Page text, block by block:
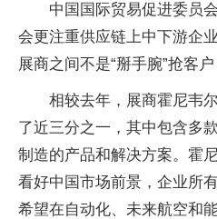
中国国际贸易促进委员
会更注重供应链上中下游企
展商之间不是“掰手腕”抢客户
相较去年，展商霍尼韦
了近三分之一，其中包含多
制造的产品和解决方案。霍
看好中国市场前景，企业所
希望在自动化、未来航空和